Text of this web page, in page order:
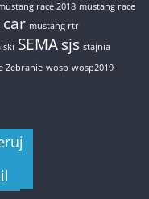
race 2018 mustang race
mustang rtr
SEMAsjs stajnia
Zebranie wosp wosp2019